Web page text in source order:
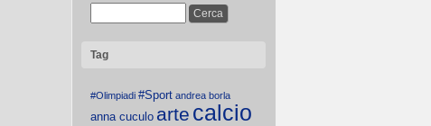
Tag
#Olimpiadi #Sport andrea borla
anna cuculo arte calcio